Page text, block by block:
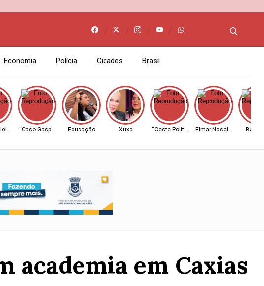
Economia Polícia Cidades Brasil
“Caso Gaspar” Educação Xuxa “Oeste Político” Elmar Nascimento
em Caxias